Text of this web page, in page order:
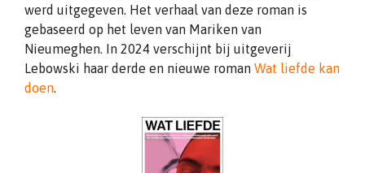
werd uitgegeven. Het verhaal van deze roman is
gebaseerd op het leven van Mariken van
Nieumeghen. In 2024 verschijnt bij uitgeverij
Lebowski haar derde en nieuwe roman Wat liefde kan
doen.